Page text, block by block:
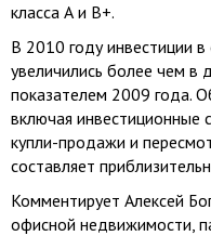
класса А и В+.
В 2010 году инвестиции
увеличились более чем в
показателем 2009 года.
включая инвестиционные
купли-продажи и
составляет
Комментирует Алексей
офисной недвижимости,